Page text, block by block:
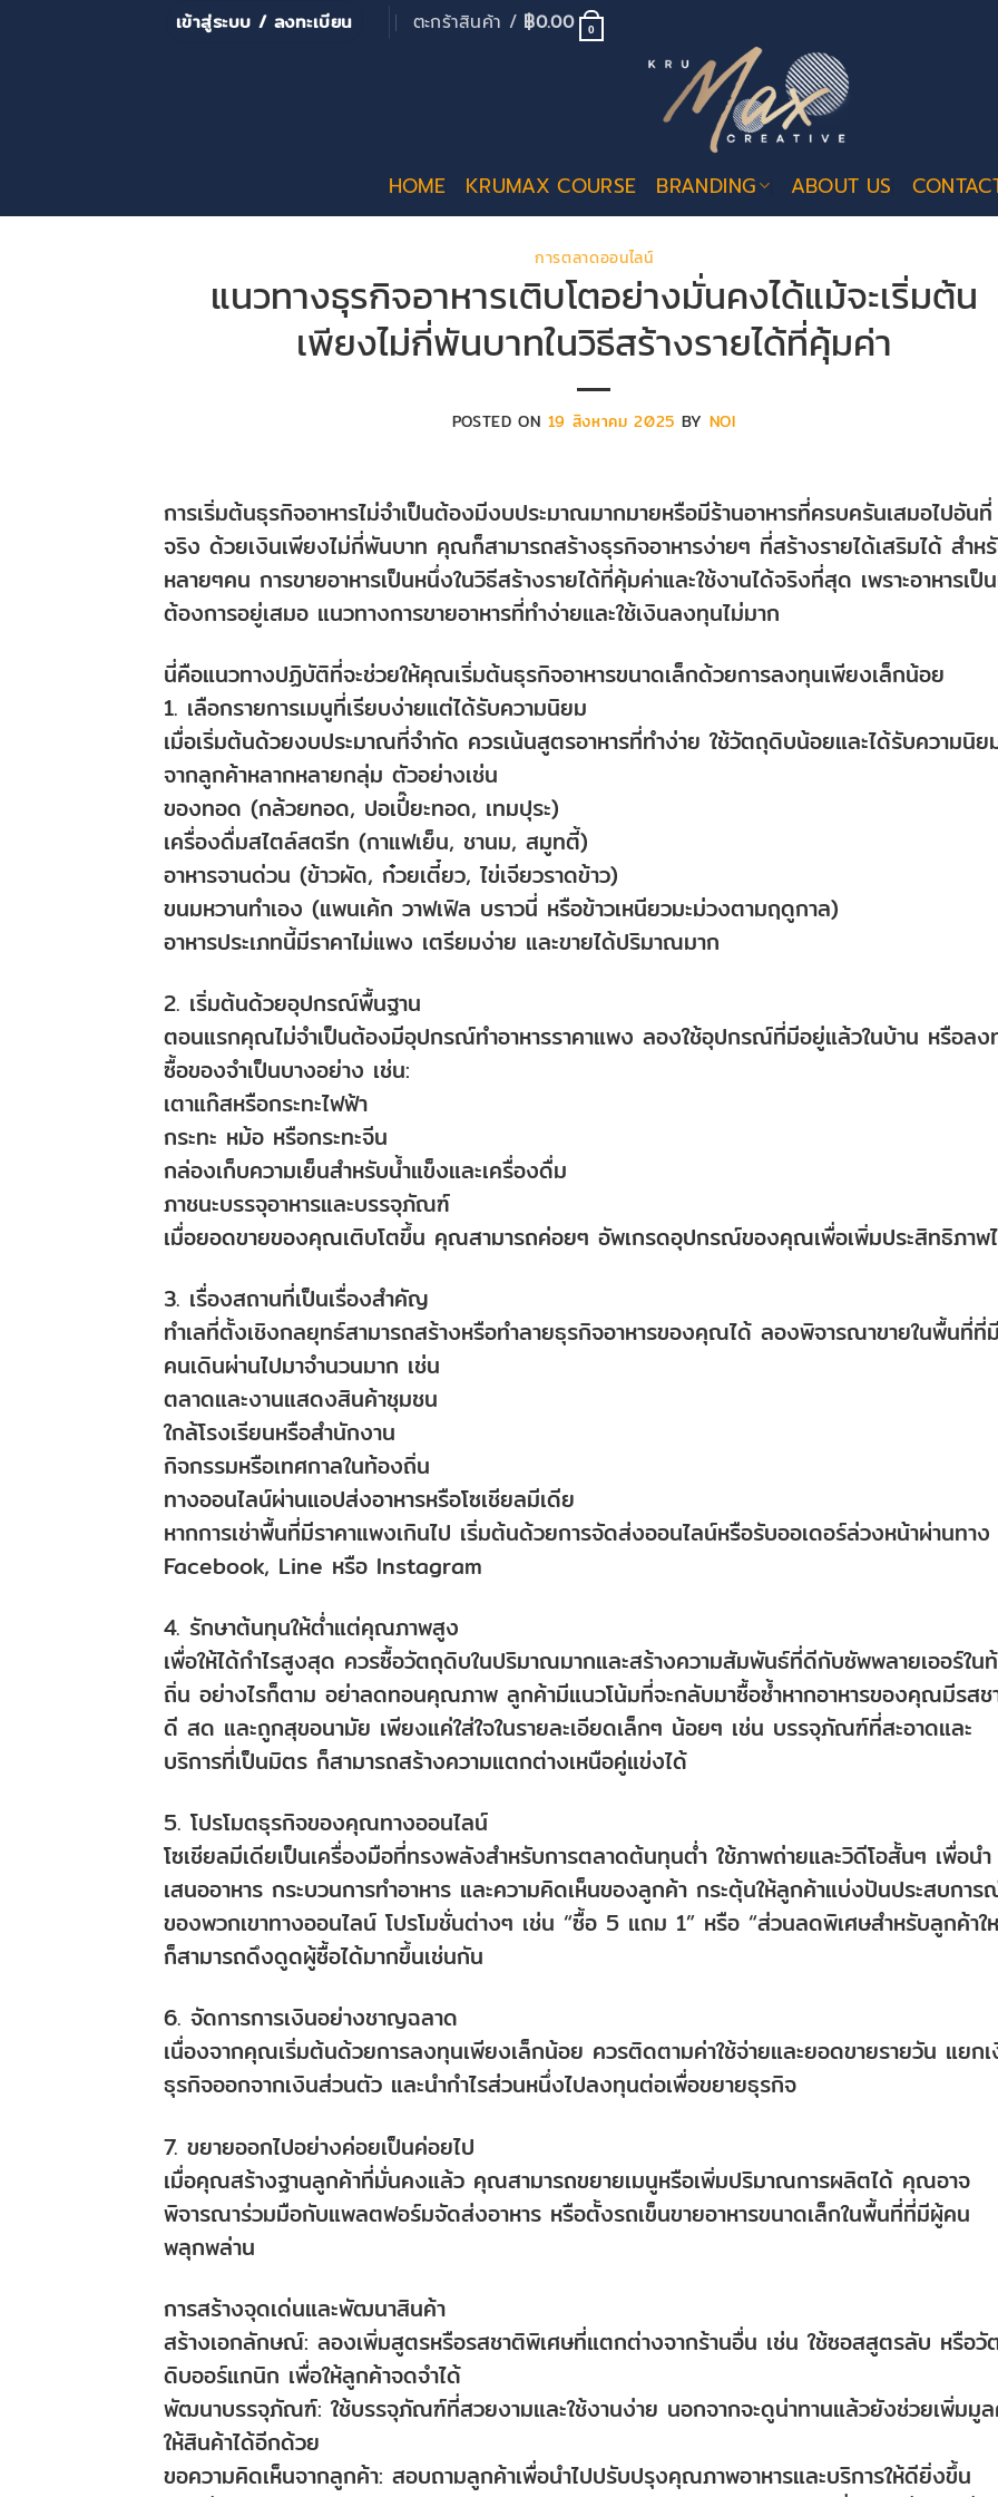
เข้าสู่ระบบ / ลงทะเบียน ตะกร้าสินค้า / ฿0.00 0
HOME KRUMAX COURSE BRANDING ABOUT US
การตลาดออนไลน์
แนวทางธุรกิจอาหารเติบโตอย่างมั่นคงได้แม้จะเริ่มต้น
เพียงไม่กี่พันบาทในวิธีสร้างรายได้ที่คุ้มค่า
POSTED ON 19 สิงหาคม 2025 BY NOI
การเริ่มต้นธุรกิจอาหารไม่จำเป็นต้องมีงบประมาณมากมายหรือมีร้านอาหารที่ครบครันเสมอไปอันที่
จริง ด้วยเงินเพียงไม่กี่พันบาท คุณก็สามารถสร้างธุรกิจอาหารง่ายๆ ที่สร้างรายได้เสริมได้ สำห
หลายๆคน การขายอาหารเป็นหนึ่งในวิธีสร้างรายได้ที่คุ้มค่าและใช้งานได้จริงที่สุด เพราะอาหารเป็
ต้องการอยู่เสมอ แนวทางการขายอาหารที่ทำง่ายและใช้เงินลงทุนไม่มาก
นี่คือแนวทางปฏิบัติที่จะช่วยให้คุณเริ่มต้นธุรกิจอาหารขนาดเล็กด้วยการลงทุนเพียงเล็กน้อย
1. เลือกรายการเมนูที่เรียบง่ายแต่ได้รับความนิยม
เมื่อเริ่มต้นด้วยงบประมาณที่จำกัด ควรเน้นสูตรอาหารที่ทำง่าย ใช้วัตถุดิบน้อยและได้รับความนิย
จากลูกค้าหลากหลายกลุ่ม ตัวอย่างเช่น
ของทอด (กล้วยทอด, ปอเปี๊ยะทอด, เทมปุระ)
เครื่องดื่มสไตล์สตรีท (กาแฟเย็น, ชานม, สมูทตี้)
อาหารจานด่วน (ข้าวผัด, ก๋วยเตี๋ยว, ไข่เจียวราดข้าว)
ขนมหวานทำเอง (แพนเค้ก วาฟเฟิล บราวนี่ หรือข้าวเหนียวมะม่วงตามฤดูกาล)
อาหารประเภทนี้มีราคาไม่แพง เตรียมง่าย และขายได้ปริมาณมาก
2. เริ่มต้นด้วยอุปกรณ์พื้นฐาน
ตอนแรกคุณไม่จำเป็นต้องมีอุปกรณ์ทำอาหารราคาแพง ลองใช้อุปกรณ์ที่มีอยู่แล้วในบ้าน หรือลง
ซื้อของจำเป็นบางอย่าง เช่น:
เตาแก๊สหรือกระทะไฟฟ้า
กระทะ หม้อ หรือกระทะจีน
กล่องเก็บความเย็นสำหรับน้ำแข็งและเครื่องดื่ม
ภาชนะบรรจุอาหารและบรรจุภัณฑ์
เมื่อยอดขายของคุณเติบโตขึ้น คุณสามารถค่อยๆ อัพเกรดอุปกรณ์ของคุณเพื่อเพิ่มประสิทธิภาพ
3. เรื่องสถานที่เป็นเรื่องสำคัญ
ทำเลที่ตั้งเชิงกลยุทธ์สามารถสร้างหรือทำลายธุรกิจอาหารของคุณได้ ลองพิจารณาขายในพื้นที่ที่มี
คนเดินผ่านไปมาจำนวนมาก เช่น
ตลาดและงานแสดงสินค้าชุมชน
ใกล้โรงเรียนหรือสำนักงาน
กิจกรรมหรือเทศกาลในท้องถิ่น
ทางออนไลน์ผ่านแอปส่งอาหารหรือโซเชียลมีเดีย
หากการเช่าพื้นที่มีราคาแพงเกินไป เริ่มต้นด้วยการจัดส่งออนไลน์หรือรับออเดอร์ล่วงหน้าผ่านทาง
Facebook, Line หรือ Instagram
4. รักษาต้นทุนให้ต่ำแต่คุณภาพสูง
เพื่อให้ได้กำไรสูงสุด ควรซื้อวัตถุดิบในปริมาณมากและสร้างความสัมพันธ์ที่ดีกับซัพพลายเออร์ใน
ถิ่น อย่างไรก็ตาม อย่าลดทอนคุณภาพ ลูกค้ามีแนวโน้มที่จะกลับมาซื้อซ้ำหากอาหารของคุณมีรสช
ดี สด และถูกสุขอนามัย เพียงแค่ใส่ใจในรายละเอียดเล็กๆ น้อยๆ เช่น บรรจุภัณฑ์ที่สะอาดและ
บริการที่เป็นมิตร ก็สามารถสร้างความแตกต่างเหนือคู่แข่งได้
5. โปรโมตธุรกิจของคุณทางออนไลน์
โซเชียลมีเดียเป็นเครื่องมือที่ทรงพลังสำหรับการตลาดต้นทุนต่ำ ใช้ภาพถ่ายและวิดีโอสั้นๆ เพื่อนำ
เสนออาหาร กระบวนการทำอาหาร และความคิดเห็นของลูกค้า กระตุ้นให้ลูกค้าแบ่งปันประสบกา
ของพวกเขาทางออนไลน์ โปรโมชั่นต่างๆ เช่น “ซื้อ 5 แถม 1” หรือ “ส่วนลดพิเศษสำหรับลูกค้าใ
ก็สามารถดึงดูดผู้ซื้อได้มากขึ้นเช่นกัน
6. จัดการการเงินอย่างชาญฉลาด
เนื่องจากคุณเริ่มต้นด้วยการลงทุนเพียงเล็กน้อย ควรติดตามค่าใช้จ่ายและยอดขายรายวัน แยก
ธุรกิจออกจากเงินส่วนตัว และนำกำไรส่วนหนึ่งไปลงทุนต่อเพื่อขยายธุรกิจ
7. ขยายออกไปอย่างค่อยเป็นค่อยไป
เมื่อคุณสร้างฐานลูกค้าที่มั่นคงแล้ว คุณสามารถขยายเมนูหรือเพิ่มปริมาณการผลิตได้ คุณอาจ
พิจารณาร่วมมือกับแพลตฟอร์มจัดส่งอาหาร หรือตั้งรถเข็นขายอาหารขนาดเล็กในพื้นที่ที่มีผู้คน
พลุกพล่าน
การสร้างจุดเด่นและพัฒนาสินค้า
สร้างเอกลักษณ์: ลองเพิ่มสูตรหรือรสชาติพิเศษที่แตกต่างจากร้านอื่น เช่น ใช้ซอสสูตรลับ หรือวั
ดิบออร์แกนิก เพื่อให้ลูกค้าจดจำได้
พัฒนาบรรจุภัณฑ์: ใช้บรรจุภัณฑ์ที่สวยงามและใช้งานง่าย นอกจากจะดูน่าทานแล้วยังช่วยเพิ่มมู
ให้สินค้าได้อีกด้วย
ขอความคิดเห็นจากลูกค้า: สอบถามลูกค้าเพื่อนำไปปรับปรุงคุณภาพอาหารและบริการให้ดียิ่งขึ้น